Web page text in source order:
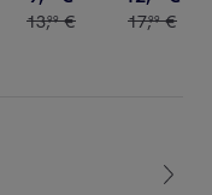
13,99 € 17,99 €